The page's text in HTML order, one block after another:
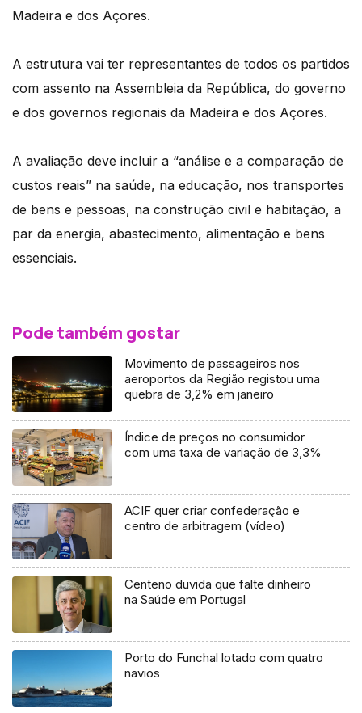
Madeira e dos Açores.
A estrutura vai ter representantes de todos os partidos
com assento na Assembleia da República, do governo
e dos governos regionais da Madeira e dos Açores.
A avaliação deve incluir a “análise e a comparação de
custos reais” na saúde, na educação, nos transportes
de bens e pessoas, na construção civil e habitação, a
par da energia, abastecimento, alimentação e bens
essenciais.
Pode também gostar
Movimento de passageiros nos
aeroportos da Região registou uma
quebra de 3,2% em janeiro
Índice de preços no consumidor
com uma taxa de variação de 3,3%
ACIF quer criar confederação e
centro de arbitragem (vídeo)
Centeno duvida que falte dinheiro
na Saúde em Portugal
Porto do Funchal lotado com quatro
navios